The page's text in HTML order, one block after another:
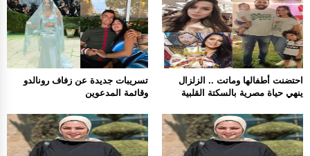
تسريبات جديدة عن زفاف رونالدو
وقائمة المدعوين
احتضنت أطفالها وماتت .. الزلزال
ينهي حياة مصرية بالسكتة القلبية